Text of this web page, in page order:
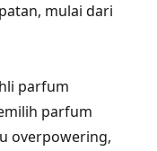
mulai dari
parfum
parfum
overpowering,